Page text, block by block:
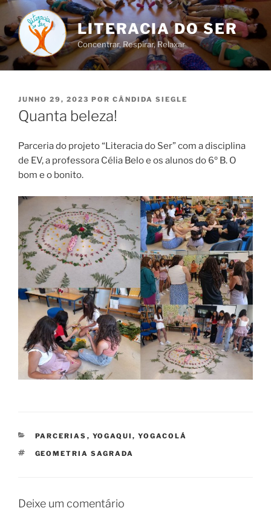
Saltar
para
o
conteúdo
LITERACIA DO SER
Concentrar, Respirar, Relaxar
PUBLICADO
EM
JUNHO 29, 2023 POR CÂNDIDA SIEGLE
Quanta beleza!
Parceria do projeto “Literacia do Ser” com a disciplina
de EV, a professora Célia Belo e os alunos do 6º B. O
bom e o bonito.
CATEGORIAS
PARCERIAS , YOGAQUI, YOGACOLÁ
ETIQUETAS
GEOMETRIA SAGRADA
Deixe um comentário